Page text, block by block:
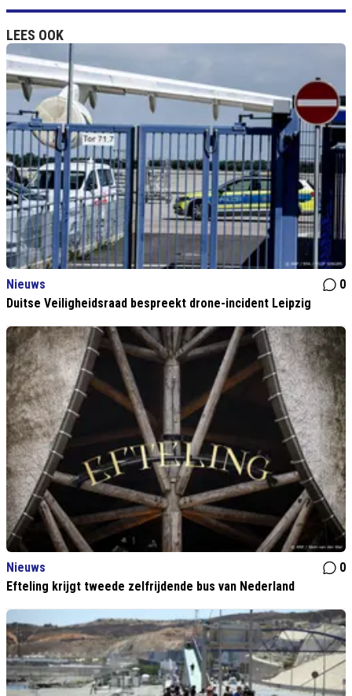
LEES OOK
Nieuws
0
Duitse Veiligheidsraad bespreekt drone-incident Leipzig
Nieuws
0
Efteling krijgt tweede zelfrijdende bus van Nederland